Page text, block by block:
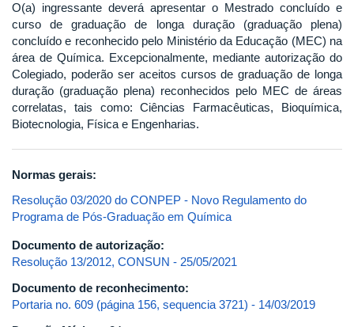
O(a) ingressante deverá apresentar o Mestrado concluído e
curso de graduação de longa duração (graduação plena)
concluído e reconhecido pelo Ministério da Educação (MEC) na
área de Química. Excepcionalmente, mediante autorização do
Colegiado, poderão ser aceitos cursos de graduação de longa
duração (graduação plena) reconhecidos pelo MEC de áreas
correlatas, tais como: Ciências Farmacêuticas, Bioquímica,
Biotecnologia, Física e Engenharias.
Normas gerais:
Resolução 03/2020 do CONPEP - Novo Regulamento do
Programa de Pós-Graduação em Química
Documento de autorização:
Resolução 13/2012, CONSUN - 25/05/2021
Documento de reconhecimento:
Portaria no. 609 (página 156, sequencia 3721) - 14/03/2019